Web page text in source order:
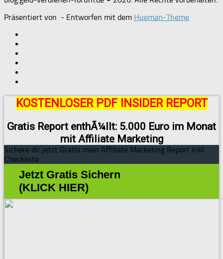
Präsentiert von - Entworfen mit dem Hueman-Theme
KOSTENLOSER PDF INSIDER REPORT
Gratis Report enthÃ¼llt: 5.000 Euro im Monat
mit Affiliate Marketing
Sichere dir jetzt Gratis mein Affiliate Marketing Report inkl.
Checkliste
Jetzt Gratis Sichern
(KLICK HIER)